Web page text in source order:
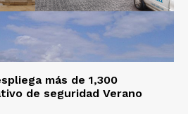
más de 1,300
de seguridad Verano